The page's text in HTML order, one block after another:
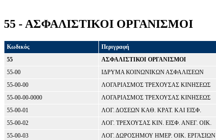
55 - ΑΣΦΑΛΙΣΤΙΚΟΙ ΟΡΓΑΝΙΣΜΟΙ
Κωδικός Περιγραφή
55
ΑΣΦΑΛΙΣΤΙΚΟΙ ΟΡΓΑΝΙΣΜΟΙ
55-00
ΙΔΡΥΜΑ ΚΟΙΝΩΝΙΚΩΝ ΑΣΦΑΛΙΣΕΩΝ
55-00-00
ΛΟΓΑΡΙΑΣΜΟΣ ΤΡΕΧΟΥΣΑΣ ΚΙΝΗΣΕΩΣ
55-00-00-0000
ΛΟΓΑΡΙΑΣΜΟΣ ΤΡΕΧΟΥΣΑΣ ΚΙΝΗΣΕΩΣ
55-00-01
ΛΟΓ. ΔΟΣΕΩΝ ΚΑΘ. ΚΡΑΤ. ΚΑΙ ΕΙΣΦ.
55-00-02
ΛΟΓ. ΤΡΕΧΟΥΣΑΣ ΚΙΝ. ΕΙΣΦ. ΑΝΕΓ. ΟΙΚ.
55-00-03
ΛΟΓ. ΔΩΡΟΣΗΜΟΥ ΗΜΕΡ. ΟΙΚ. ΕΡΓΑΣΙΩΝ